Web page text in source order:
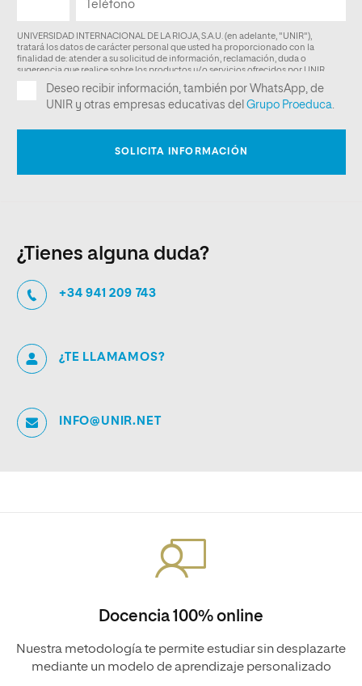
¿Tienes alguna duda?
+34 941 209 743
¿TE LLAMAMOS?
INFO@UNIR.NET
Docencia 100% online
Nuestra metodología te permite estudiar sin desplazarte
mediante un modelo de aprendizaje personalizado